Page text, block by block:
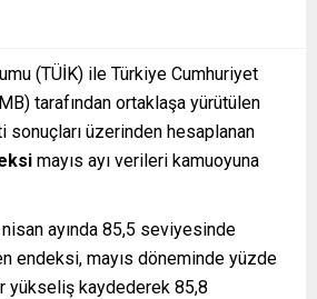
(TÜİK) ile Türkiye Cumhuriyet
tarafından ortaklaşa yürütülen
sonuçları üzerinden hesaplanan
mayıs ayı verileri kamuoyuna
ayında 85,5 seviyesinde
endeksi, mayıs döneminde yüzde
yükseliş kaydederek 85,8